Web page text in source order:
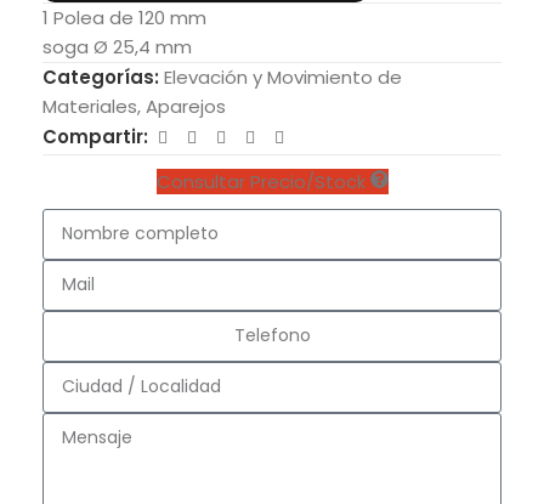
1 Polea de 120 mm
soga Ø 25,4 mm
Categorías: Elevación y Movimiento de
Materiales,Aparejos
Compartir:
Consultar Precio/Stock